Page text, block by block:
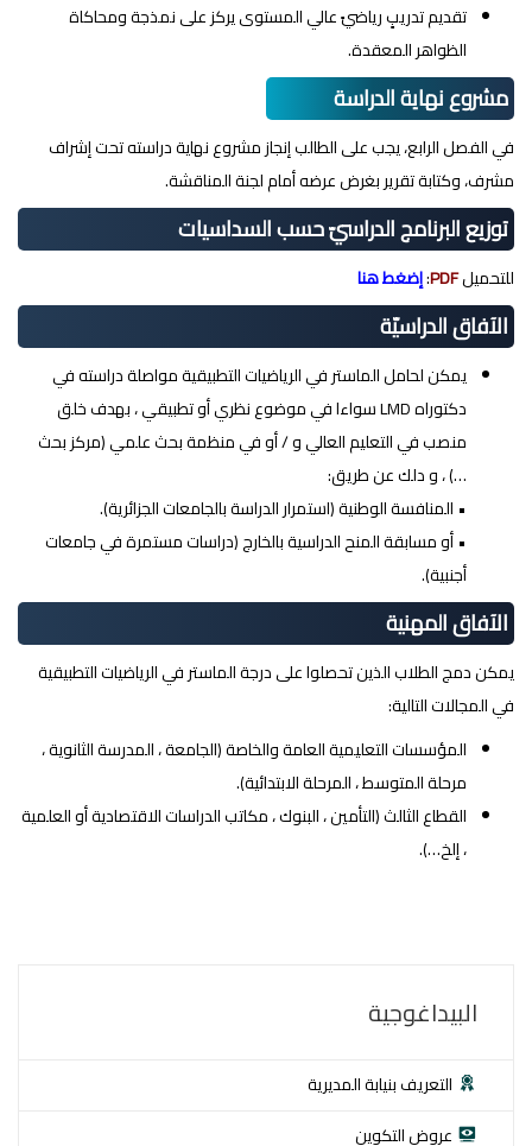
تقديم تدريبٍ رياضيً عالي المستوى يركز على نمذجة ومحاكاة
الظواهر المعقدة.
مشروع نهاية الدراسة
في الفصل الرابع، يجب على الطالب إنجاز مشروع نهاية دراسته تحت إشراف
مشرف، وكتابة تقرير بغرض عرضه أمام لجنة المناقشة.
توزيع البرنامج الدراسيّ حسب السداسيات
للتحميلPDF
:إضغط هنا
الآفاق الدراسيّة
يمكن لحامل الماستر في الرياضيات التطبيقية مواصلة دراسته في
دكتوراه LMD سواءا في موضوع نظري أو تطبيقي ، بهدف خلق
منصب في التعليم العالي و / أو في منظمة بحث علمي (مركز بحث
…) ، و دلك عن طريق:
• المنافسة الوطنية (استمرار الدراسة بالجامعات الجزائرية).
• أو مسابقة المنح الدراسية بالخارج (دراسات مستمرة في جامعات
أجنبية).
الآفاق المهنية
يمكن دمج الطلاب الذين تحصلوا على درجة الماستر في الرياضيات التطبيقية
في المجالات التالية:
المؤسسات التعليمية العامة والخاصة (الجامعة ، المدرسة الثانوية ،
مرحلة المتوسط ، المرحلة الابتدائية).
القطاع الثالث (التأمين ، البنوك ، مكاتب الدراسات الاقتصادية أو العلمية
، إلخ…).
البيداغوجية
التعريف بنيابة المديرية
عروض التكوين